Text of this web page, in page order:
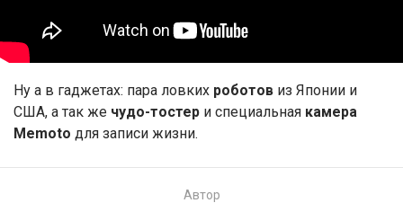
Ну а в гаджетах: пара ловких роботов из Японии и
США, а так же чудо-тостер и специальная камера
Memoto для записи жизни.
Автор